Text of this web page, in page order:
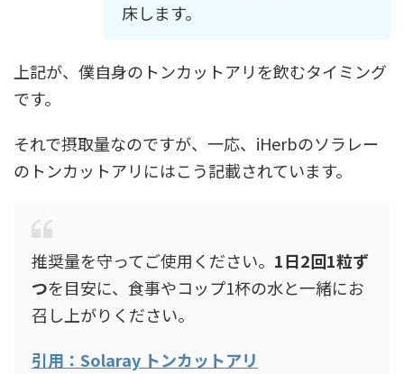
床します。
上記が、僕自身のトンカットアリを飲むタイミング
です。
それで摂取量なのですが、一応、iHerbのソラレー
のトンカットアリにはこう記載されています。
推奨量を守ってご使用ください。 1日2回1粒ず
つを目安に、食事やコップ1杯の水と一緒にお
召し上がりください。
引用：Solaray トンカットアリ